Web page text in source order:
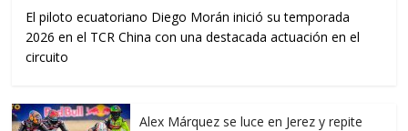
El piloto ecuatoriano Diego Morán inició su temporada
2026 en el TCR China con una destacada actuación en el
circuito
Alex Márquez se luce en Jerez y repite